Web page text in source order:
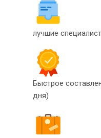
лучшие
Быстрое
дня)